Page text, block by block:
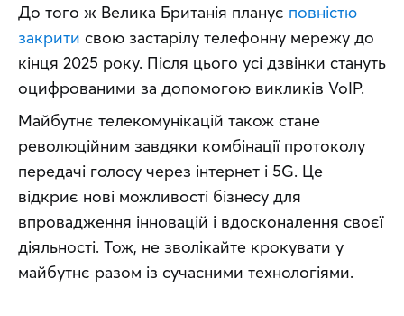
До того ж Велика Британія планує повністю
закрити свою застарілу телефонну мережу до
кінця 2025 року. Після цього усі дзвінки стануть
оцифрованими за допомогою викликів VoIP.
Майбутнє телекомунікацій також стане
революційним завдяки комбінації протоколу
передачі голосу через інтернет і 5G. Це
відкриє нові можливості бізнесу для
впровадження інновацій і вдосконалення своєї
діяльності. Тож, не зволікайте крокувати у
майбутнє разом із сучасними технологіями.